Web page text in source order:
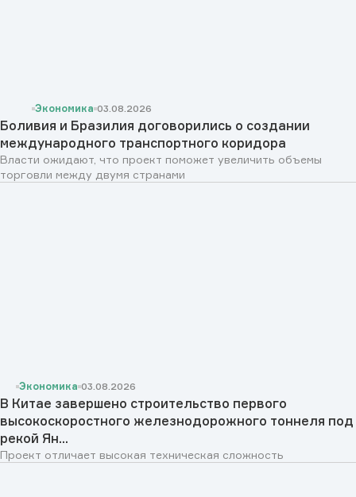
Экономика 03.08.2026
Боливия и Бразилия договорились о создании
международного транспортного коридора
Власти ожидают, что проект поможет увеличить объемы
торговли между двумя странами
Экономика 03.08.2026
В Китае завершено строительство первого
высокоскоростного железнодорожного тоннеля под
рекой Ян...
Проект отличает высокая техническая сложность